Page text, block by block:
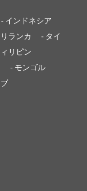
- インドネシア
ランカ
- タイ
リピン
- モンゴル